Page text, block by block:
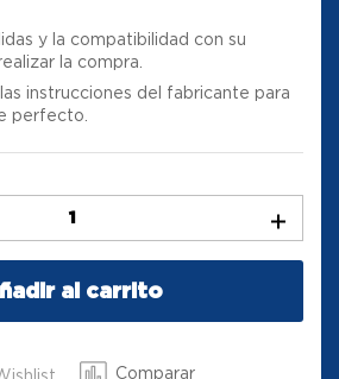
y la compatibilidad con su
la compra.
instrucciones del fabricante para
perfecto.
al carrito
Comparar